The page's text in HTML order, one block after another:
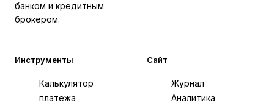
банком и кредитным
брокером.
Инструменты
Калькулятор
платежа
Сайт
Журнал
Аналитика